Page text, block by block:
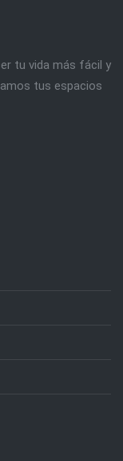
tu vida más fácil y
tus espacios